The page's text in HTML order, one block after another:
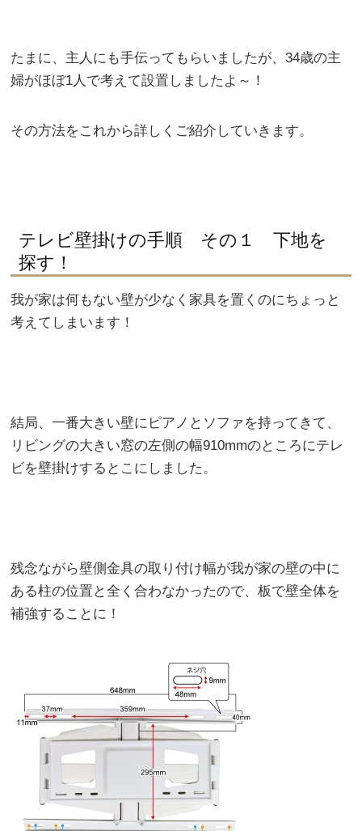
たまに、主人にも手伝ってもらいましたが、34歳の主
婦がほぼ1人で考えて設置しましたよ～！
その方法をこれから詳しくご紹介していきます。
テレビ壁掛けの手順 その１ 下地を
探す！
我が家は何もない壁が少なく家具を置くのにちょっと
考えてしまいます！
結局、一番大きい壁にピアノとソファを持ってきて、
リビングの大きい窓の左側の幅910mmのところにテレ
ビを壁掛けするとこにしました。
残念ながら壁側金具の取り付け幅が我が家の壁の中に
ある柱の位置と全く合わなかったので、板で壁全体を
補強することに！